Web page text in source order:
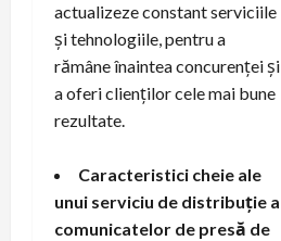
actualizeze constant serviciile
și tehnologiile, pentru a
rămâne înaintea concurenței și
a oferi clienților cele mai bune
rezultate.
Caracteristici cheie ale
unui serviciu de distribuție a
comunicatelor de presă de